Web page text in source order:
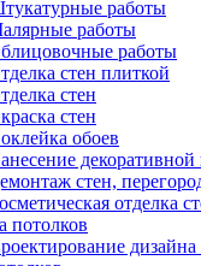
работы
работы
работы
стен плиткой
стен
стен
обоев
декоративной
стен,
отделка
потолков